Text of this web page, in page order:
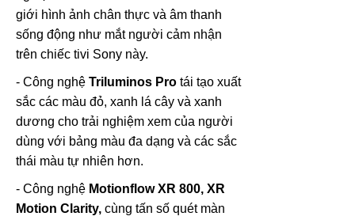
giới hình ảnh chân thực và âm thanh
sống động như mắt người cảm nhận
trên chiếc tivi Sony này.
- Công nghệ Triluminos Pro tái tạo xuất
sắc các màu đỏ, xanh lá cây và xanh
dương cho trải nghiệm xem của người
dùng với bảng màu đa dạng và các sắc
thái màu tự nhiên hơn.
- Công nghệ Motionflow XR 800, XR
Motion Clarity, cùng tấn số quét màn